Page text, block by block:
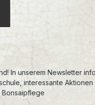
In unserem Newsletter
interessante